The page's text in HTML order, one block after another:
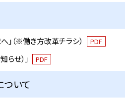
」（※働き方改革チラシ） PDF
らせ）」 PDF
いて